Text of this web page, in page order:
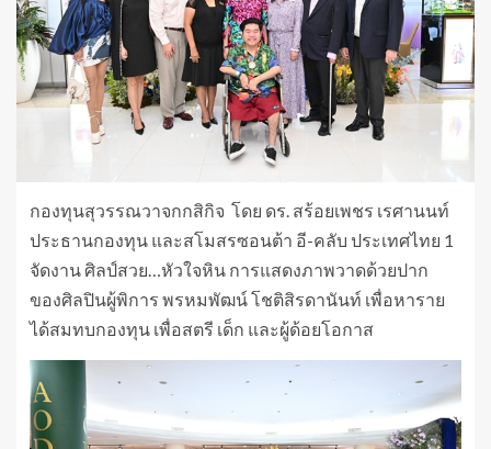
กองทุนสุวรรณวาจกกสิกิจ โดย ดร. สร้อยเพชร เรศานนท์
ประธานกองทุน และสโมสรซอนต้า อี-คลับ ประเทศไทย 1
จัดงาน ศิลป์สวย…หัวใจหิน การแสดงภาพวาดด้วยปาก
ของศิลปินผู้พิการ พรหมพัฒน์ โชติสิรดานันท์ เพื่อหาราย
ได้สมทบกองทุน เพื่อสตรี เด็ก และผู้ด้อยโอกาส